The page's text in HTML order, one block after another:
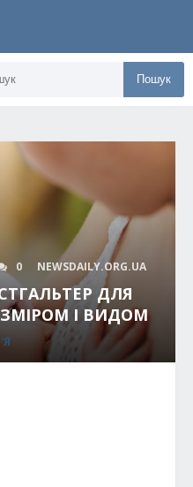
Пошук
0 NEWSDAILY.ORG.UA
ДЛЯ
І ВИДОМ